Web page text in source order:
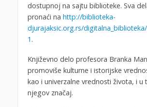
dostupnoj na sajtu biblioteke. Sva
pronaći na http://biblioteka-
djurajaksic.org.rs/
1 .
Književno delo profesora Branka
promoviše kulturne i istorijske
kao i univerzalne vrednosti života, i u
njegov značaj.